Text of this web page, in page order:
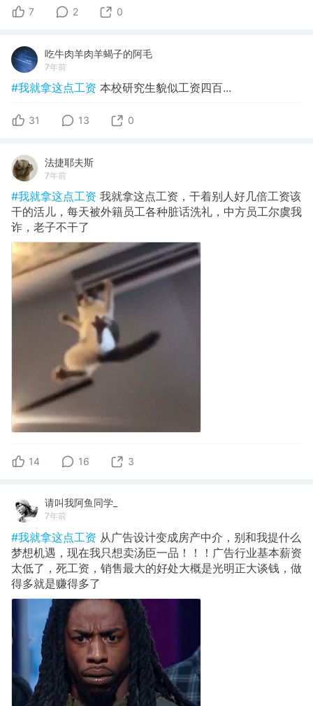
7 2 0
吃牛肉羊肉羊蝎子的阿毛
7年前
#我就拿这点工资 本校研究生貌似工资四百...
31 13 0
法捷耶夫斯
7年前
#我就拿这点工资 我就拿这点工资，干着别人好几倍工资该
干的活儿，每天被外籍员工各种脏话洗礼，中方员工尔虞我
诈，老子不干了
14 16 3
请叫我阿鱼同学_
7年前
#我就拿这点工资 从广告设计变成房产中介，别和我提什么
梦想机遇，现在我只想卖汤臣一品！！！广告行业基本薪资
太低了，死工资，销售最大的好处大概是光明正大谈钱，做
得多就是赚得多了